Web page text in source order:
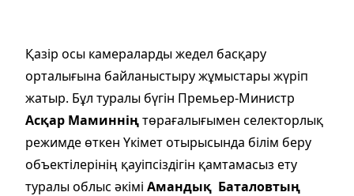
Қазір осы камераларды жедел басқару
орталығына байланыстыру жұмыстары жүріп
жатыр. Бұл туралы бүгін Премьер-Министр
Асқар Маминніңтөрағалығымен селекторлық
режимде өткен Үкімет отырысында білім беру
объектілерінің қауіпсіздігін қамтамасыз ету
туралы облыс әкімі Амандық Баталовтың